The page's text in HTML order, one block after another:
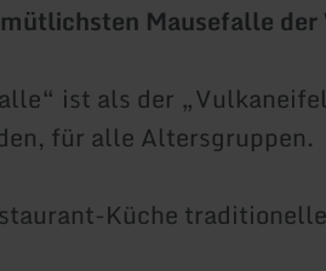
Mausefalle der
ist als der „Vulkaneifel
für alle Altersgruppen.
Küche